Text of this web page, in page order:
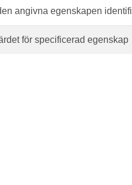
angivna egenskapen
för specificerad egenskap